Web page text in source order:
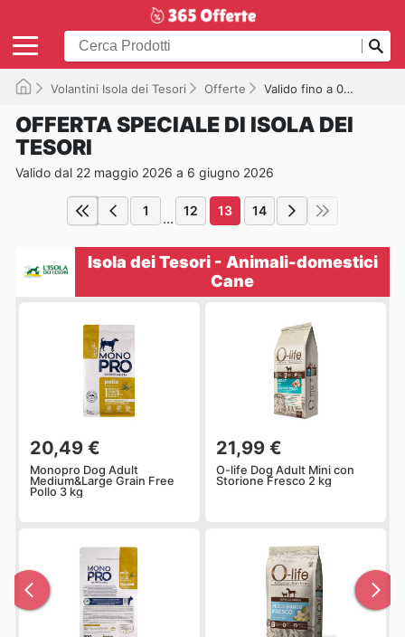
Volantini Isola dei Tesori Offerte Valido fino a 06/06/2026
OFFERTA SPECIALE DI ISOLA DEI
TESORI
Valido dal 22 maggio 2026 a 6 giugno 2026
1 ... 12 13 14
Isola dei Tesori - Animali-domestici
Cane
20,49 €
Monopro Dog Adult
Medium&Large Grain Free
Pollo 3 kg
21,99 €
O-life Dog Adult Mini con
Storione Fresco 2 kg